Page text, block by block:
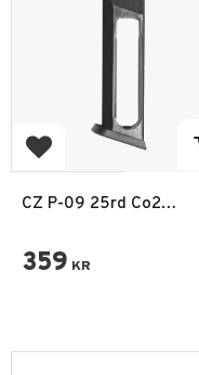
Add to favorites
CZ P-09 25rd Co2
359 KR